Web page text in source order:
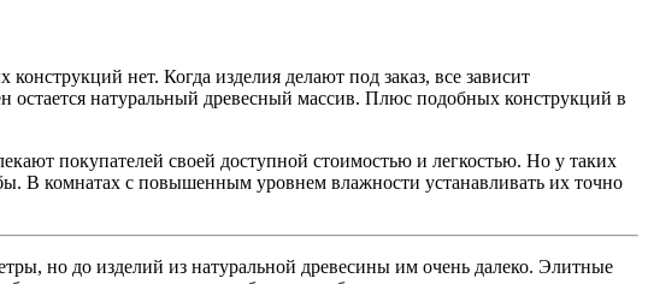
нет. Когда изделия делают под заказ, все зависит
остается натуральный древесный массив. Плюс подобных конструкций в
покупателей своей доступной стоимостью и легкостью. Но у таких
В комнатах с повышенным уровнем влажности устанавливать их точно
но до изделий из натуральной древесины им очень далеко. Элитные